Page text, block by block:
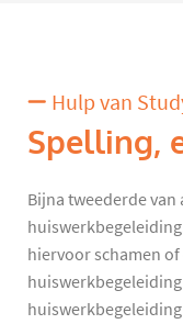
Hulp van
Spelling,
Bijna tweederde
hiervoor schamen